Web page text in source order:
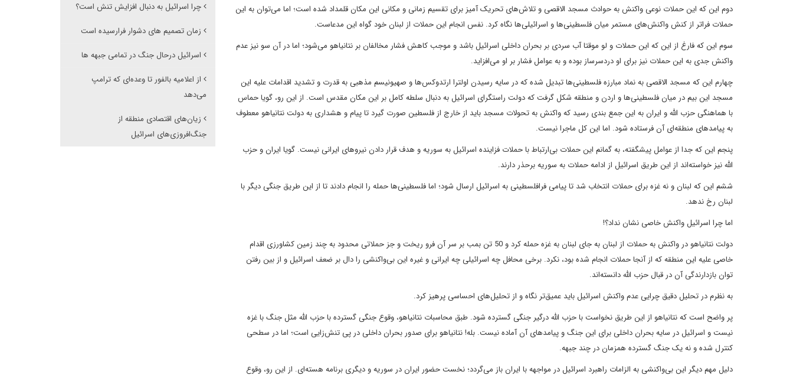
دوم این که این حملات نوعی واکنش به حوادث مسجد الاقصی و تلاش‌های تحریک آمیز برای تقسیم زمانی و مکانی این مکان قلمداد شده است؛ اما می‌توان به این
حملات فراتر از کنش واکنش‌های مستمر میان فلسطینی‌ها و اسرائیلی‌ها نگاه کرد. نفس انجام این حملات از لبنان خود گواه این مدعاست.
سوم این که فارغ از این که این حملات و لو موقتا آب سردی بر بحران داخلی اسرائیل باشد و موجب کاهش فشار مخالفان بر نتانیاهو می‌شود؛ اما در آن سو نیز عدم
واکنش جدی به این حملات نیز برای او دردسرساز بوده و به عوامل فشار بر او می‌افزاید.
چهارم این که مسجد الاقصی به نماد مبارزه فلسطینی‌ها تبدیل شده که در سایه رسیدن اولترا ارتدوکس‌ها و صهیونیسم مذهبی به قدرت و تشدید اقدامات علیه این
مسجد این بیم در میان فلسطینی‌ها و اردن و منطقه شکل گرفت که دولت راستگرای اسرائیل به دنبال سلطه کامل بر این مکان مقدس است. از این رو، گویا حماس
با هماهنگی حزب الله و ایران به این جمع بندی رسید که واکنش به تحولات مسجد باید از خارج از فلسطین صورت گیرد تا پیام و هشداری به دولت نتانیاهو معطوف
به پیامدهای منطقه‌ای آن فرستاده شود. اما این کل ماجرا نیست.
پنجم این که جدا از عوامل پیشگفته، به گمانم این حملات بی‌ارتباط با حملات فزاینده اسرائیل به سوریه و هدف قرار دادن نیروهای ایرانی نیست. گویا ایران و حزب
الله نیز خواسته‌اند از این طریق اسرائیل از ادامه حملات به سوریه برحذر دارند.
ششم این که لبنان و نه غزه برای حملات انتخاب شد تا پیامی فرافلسطینی به اسرائیل ارسال شود؛ اما فلسطینی‌ها حمله را انجام دادند تا از این طریق جنگی دیگر با
لبنان رخ ندهد.
اما چرا اسرائیل واکنش خاصی نشان نداد؟!
دولت نتانیاهو در واکنش به حملات از لبنان به جای لبنان به غزه حمله کرد و 50 تن بمب بر سر آن فرو ریخت و جز حملاتی محدود به چند زمین کشاورزی اقدام
خاصی علیه این منطقه که از آنجا حملات انجام شده بود، نکرد. برخی محافل چه اسرائیلی چه ایرانی و غیره این بی‌واکنشی را دال بر ضعف اسرائیل و از بین رفتن
توان بازدارندگی آن در قبال حزب الله دانسته‌اند.
به نظرم در تحلیل دقیق چرایی عدم واکنش اسرائیل باید عمیق‌تر نگاه و از تحلیل‌های احساسی پرهیز کرد.
پر واضح است که نتانیاهو از این طریق نخواست با حزب الله درگیر جنگی گسترده شود. طبق محاسبات نتانیاهو، وقوع جنگی گسترده با حزب الله مثل جنگ با غزه
نیست و اسرائیل در سایه بحران داخلی برای این جنگ و پیامدهای آن آماده نیست. بله! نتانیاهو برای صدور بحران داخلی در پی تنش‌زایی است؛ اما در سطحی
کنترل شده و نه یک جنگ گسترده همزمان در چند جبهه.
دلیل مهم دیگر این بی‌واکنشی به الزامات راهبرد اسرائیل در مواجهه با ایران باز می‌گردد؛ نخست حضور ایران در سوریه و دیگری برنامه هسته‌ای. از این رو، وقوع
چرا اسرائیل به دنبال افزایش تنش است؟
زمان تصمیم های دشوار فرارسیده است
اسرائیل درحال جنگ در تمامی جبهه ها
از اعلامیه بالفور تا وعده‌ای که ترامپ
می‌دهد
زیان‌های اقتصادی منطقه از
جنگ‌افروزی‌های اسرائیل